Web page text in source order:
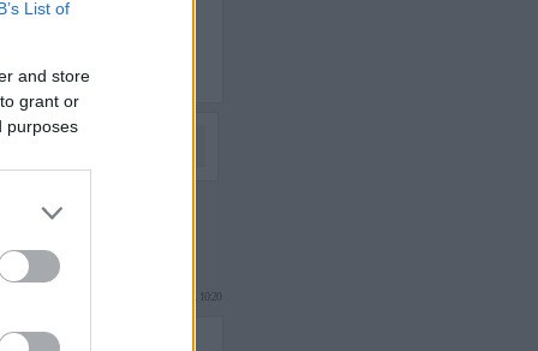
List of
and store
grant or
purposes
2009.08.05. 10:20